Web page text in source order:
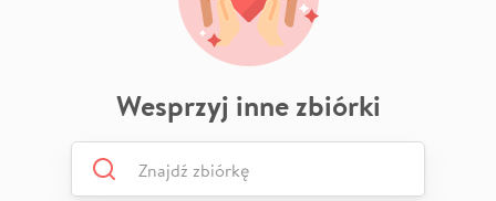
Wesprzyj inne zbiórki